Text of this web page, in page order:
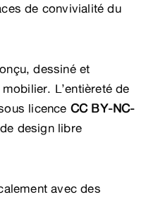
de convivialité du
dessiné et
L’entièreté de
licence CC BY-NC-
design libre
avec des